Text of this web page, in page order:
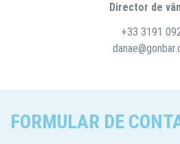
Director de
+33 3191
FORMULAR DE